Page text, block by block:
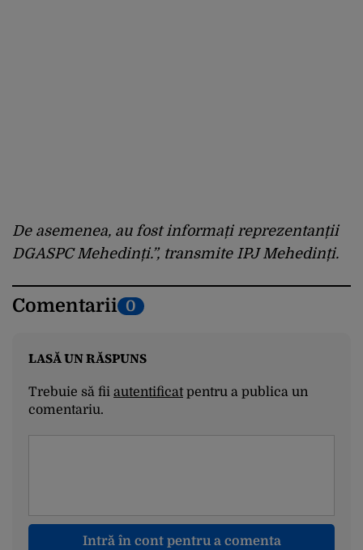
De asemenea, au fost informați reprezentanții
DGASPC Mehedinți.”, transmite IPJ Mehedinți.
Comentarii 0
LASĂ UN RĂSPUNS
Trebuie să fii autentificatpentru a publica un
comentariu.
Intră în cont pentru a comenta